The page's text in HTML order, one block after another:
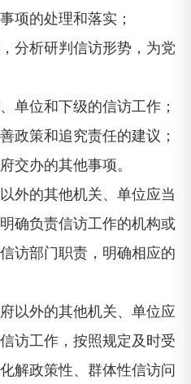
项的处理和落实；
分析研判信访形势，为党
单位和下级的信访工作；
政策和追究责任的建议；
交办的其他事项。
外的其他机关、单位应当
确负责信访工作的机构或
访部门职责，明确相应的
以外的其他机关、单位应
访工作，按照规定及时受
解政策性、群体性信访问